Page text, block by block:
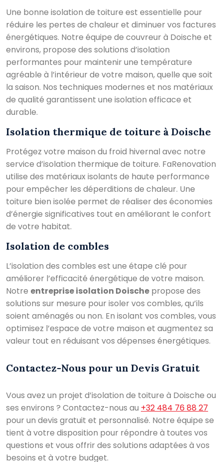
Une bonne isolation de toiture est essentielle pour
réduire les pertes de chaleur et diminuer vos factures
énergétiques. Notre équipe de couvreur à Doische et
environs, propose des solutions d’isolation
performantes pour maintenir une température
agréable à l’intérieur de votre maison, quelle que soit
la saison. Nos techniques modernes et nos matériaux
de qualité garantissent une isolation efficace et
durable.
Isolation thermique de toiture à Doische
Protégez votre maison du froid hivernal avec notre
service d’isolation thermique de toiture. FaRenovation
utilise des matériaux isolants de haute performance
pour empêcher les déperditions de chaleur. Une
toiture bien isolée permet de réaliser des économies
d’énergie significatives tout en améliorant le confort
de votre habitat.
Isolation de combles
L’isolation des combles est une étape clé pour
améliorer l’efficacité énergétique de votre maison.
Notre entreprise isolation Doische propose des
solutions sur mesure pour isoler vos combles, qu’ils
soient aménagés ou non. En isolant vos combles, vous
optimisez l’espace de votre maison et augmentez sa
valeur tout en réduisant vos dépenses énergétiques.
Contactez-Nous pour un Devis Gratuit
Vous avez un projet d’isolation de toiture à Doische ou
ses environs ? Contactez-nous au +32 484 76 88 27
pour un devis gratuit et personnalisé. Notre équipe se
tient à votre disposition pour répondre à toutes vos
questions et vous offrir des solutions adaptées à vos
besoins et à votre budget.